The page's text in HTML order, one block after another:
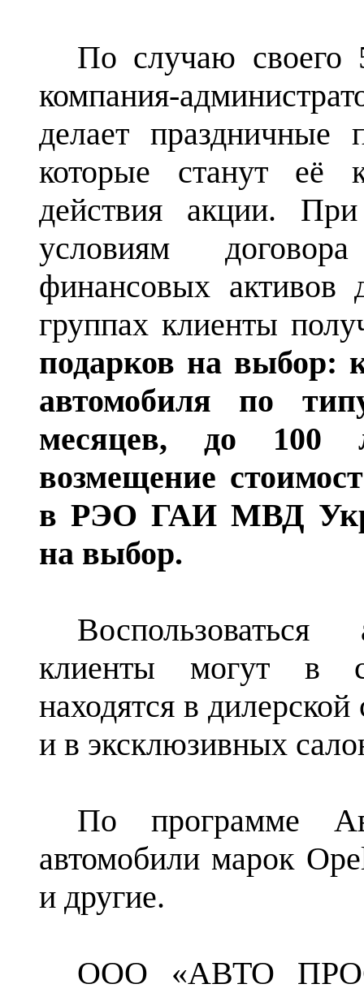
По случаю
компания-
делает праздничные
которые станут её
действия акции.
условиям
финансовых активов
группах клиенты
подарков на выбор:
автомобиля по
месяцев, до 100
возмещение
в РЭО ГАИ МВД
на выбор.
Воспользоваться
клиенты могут в
находятся в
и в эксклюзивных
По программе
автомобили марок
и другие.
ООО «АВТО